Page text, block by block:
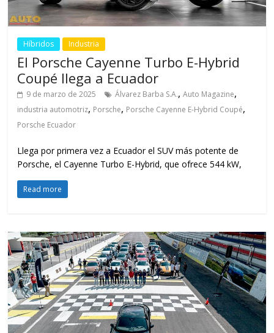
Híbridos Industria
El Porsche Cayenne Turbo E-Hybrid
Coupé llega a Ecuador
9 de marzo de 2025 Álvarez Barba S.A.,Auto Magazine,
industria automotriz, Porsche, Porsche Cayenne E-Hybrid Coupé,
Porsche Ecuador
Llega por primera vez a Ecuador el SUV más potente de
Porsche, el Cayenne Turbo E-Hybrid, que ofrece 544 kW,
Read more